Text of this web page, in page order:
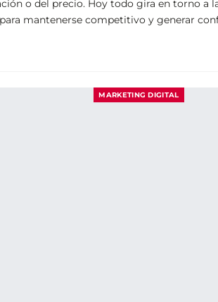
o del precio. Hoy todo gira en torno
mantenerse competitivo y generar
MARKETING DIGITAL